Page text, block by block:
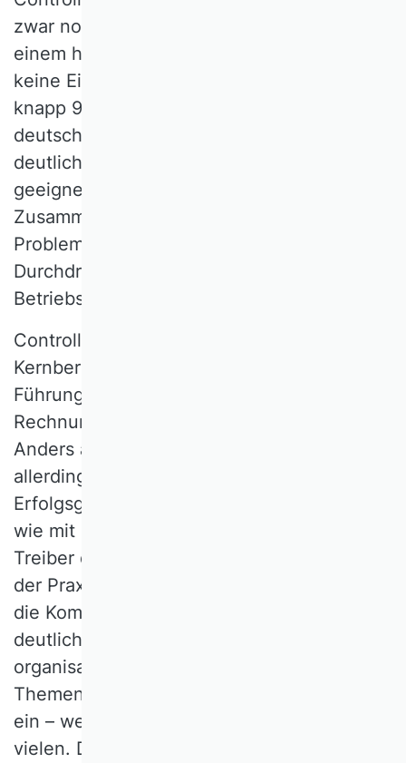
zwar noch keine 100 Jahre alt, aber mit
einem halben Jahrhundert alt genug, um
keine Eintagsfliege zu sein. Die Zahl von
knapp 90 Lehrstühlen im
deutschsprachigen Raum spricht eine
deutliche Sprache. Ihr Aufstieg ist sehr
geeignet dafür, Licht auf das
Zusammenspiel zwischen praktischen
Problemen und ihrer theoretischen
Durchdringung in der
Betriebswirtschaftslehre zu werfen.
Controlling lässt sich einem der
Kernbereiche der BWL, der finanziellen
Führung, zuordnen und hatte im internen
Rechnungswesen seine Ausgangsbasis.
Anders als dieses ist das Controlling
allerdings nicht auf die Bereitstellung der
Erfolgsgrößen fokussiert, sondern darauf,
wie mit diesen gesteuert werden kann.
Treiber der Entwicklung waren Probleme
der Praxis. Zunehmende Marktdynamik ließ
die Komplexität des Führungsprozesses
deutlich ansteigen, inhaltlich wie
organisatorisch. In der Vielfalt neuer
Themen war die Kostenrechnung nur noch
ein – wenn auch wichtiges – Instrument von
vielen. Die besondere Herausforderung